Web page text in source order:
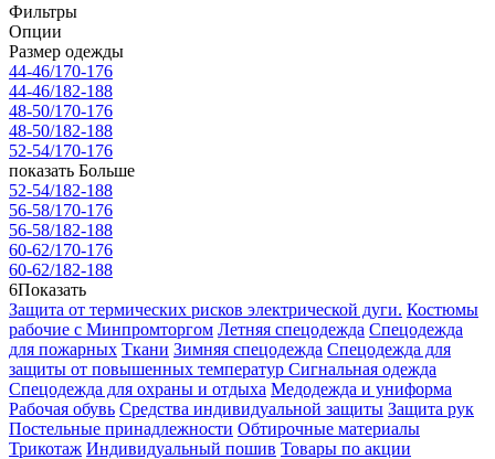
Фильтры
Опции
Размер одежды
44-46/170-176
44-46/182-188
48-50/170-176
48-50/182-188
52-54/170-176
показать Больше
52-54/182-188
56-58/170-176
56-58/182-188
60-62/170-176
60-62/182-188
6Показать
Защита от термических рисков электрической дуги. Костюмы
рабочие с Минпромторгом Летняя спецодежда Спецодежда
для пожарных Ткани Зимняя спецодежда Спецодежда для
защиты от повышенных температур Сигнальная одежда
Спецодежда для охраны и отдыха Медодежда и униформа
Рабочая обувь Средства индивидуальной защиты Защита рук
Постельные принадлежности Обтирочные материалы
Трикотаж Индивидуальный пошив Товары по акции